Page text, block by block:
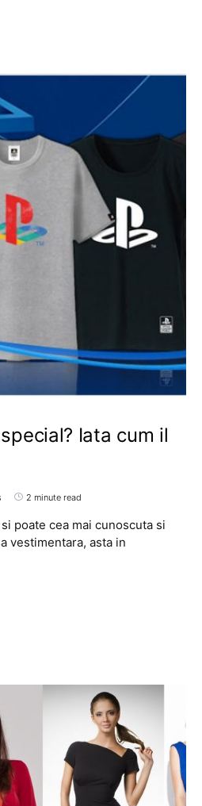
Iata cum il
2 minute read
poate cea mai cunoscuta si
vestimentara, asta in